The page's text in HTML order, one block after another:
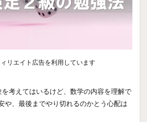
リエイト広告を利用しています
考えてはいるけど、数学の内容を理解で
や、最後までやり切れるのかとう心配は